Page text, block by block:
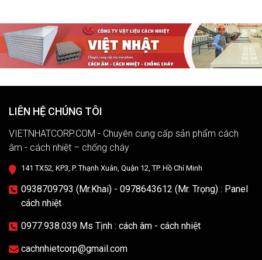
LIÊN HỆ CHÚNG TÔI
VIETNHATCORP.COM - Chuyên cung cấp sản phẩm cách
âm - cách nhiệt – chống cháy
141 TX52, KP3, P. Thạnh Xuân, Quận 12, TP. Hồ Chí Minh
0938709793 (Mr.Khai) - 0978643612 (Mr. Trọng) : Panel
cách nhiệt
0977.938.039 Ms Tịnh : cách âm - cách nhiệt
cachnhietcorp@gmail.com